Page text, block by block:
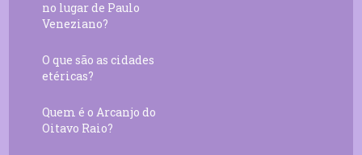
no lugar de Paulo
Veneziano?
O que são as cidades
etéricas?
Quem é o Arcanjo do
Oitavo Raio?